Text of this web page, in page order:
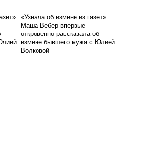
«Узнала об измене из газет»:
Маша Вебер впервые
откровенно рассказала об
измене бывшего мужа с Юлией
Волковой